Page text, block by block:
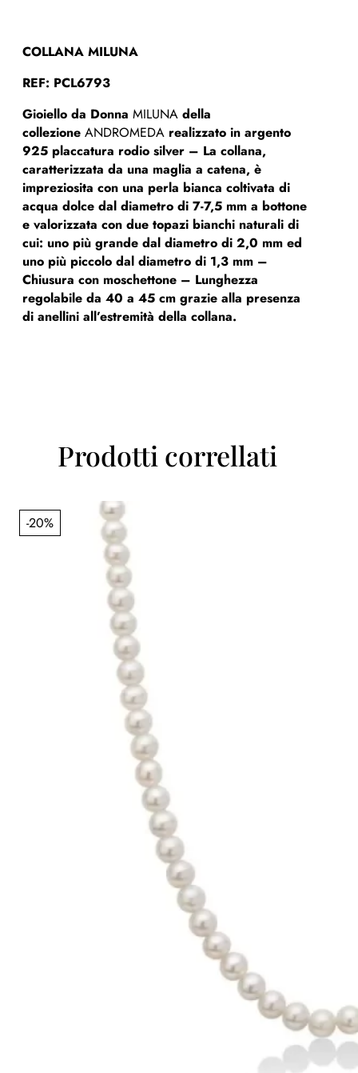
COLLANA MILUNA
REF: PCL6793
Gioiello da Donna MILUNA della
collezione ANDROMEDA realizzato in argento
925 placcatura rodio silver – La collana,
caratterizzata da una maglia a catena, è
impreziosita con una perla bianca coltivata di
acqua dolce dal diametro di 7-7,5 mm a bottone
e valorizzata con due topazi bianchi naturali di
cui: uno più grande dal diametro di 2,0 mm ed
uno più piccolo dal diametro di 1,3 mm –
Chiusura con moschettone – Lunghezza
regolabile da 40 a 45 cm grazie alla presenza
di anellini all’estremità della collana.
Prodotti correllati
-20%